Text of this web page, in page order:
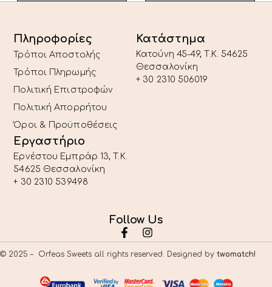
Πληροφορίες
Τρόποι Αποστολής
Τρόποι Πληρωμής
Πολιτική Επιστροφών
Πολιτική Απορρήτου
Όροι & Προϋποθέσεις
Κατάστημα
Κατούνη 45-49, T.K. 54625
Θεσσαλονίκη
+ 30 2310 506019
Εργαστήριο
Ερνέστου Εμπράρ 13, T.K.
54625 Θεσσαλονίκη
+ 30 2310 539498
Follow Us
© 2025 – Orfeas Sweets all rights reserved. Designed by twomatch!